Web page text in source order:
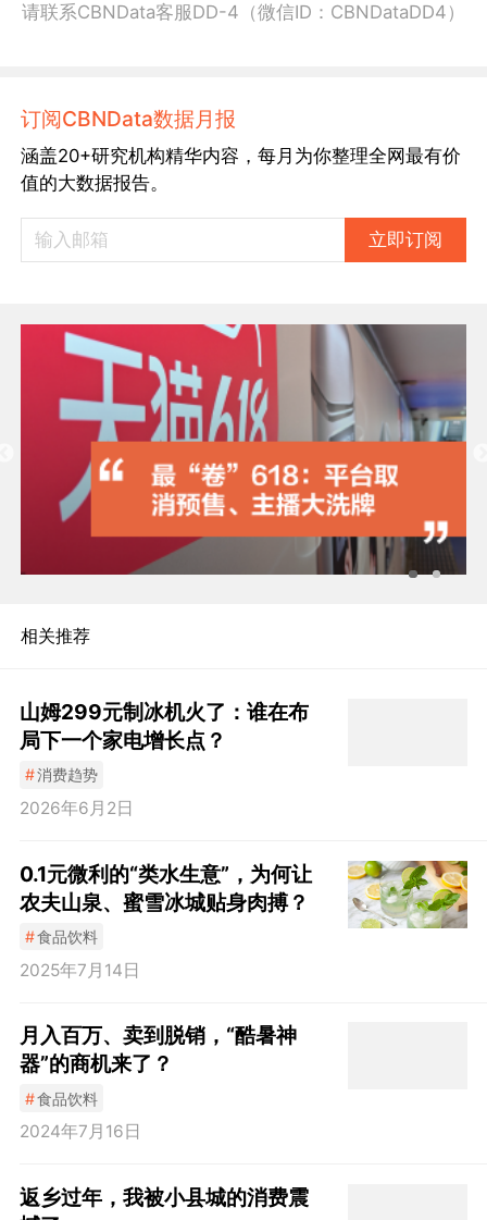
请联系CBNData客服DD-4（微信ID：CBNDataDD4）
订阅CBNData数据月报
涵盖20+研究机构精华内容，每月为你整理全网最有价
值的大数据报告。
立即订阅
相关推荐
山姆299元制冰机火了：谁在布
局下一个家电增长点？
#消费趋势
2026年6月2日
0.1元微利的“类水生意”，为何让
农夫山泉、蜜雪冰城贴身肉搏？
#食品饮料
2025年7月14日
月入百万、卖到脱销，“酷暑神
器”的商机来了？
#食品饮料
2024年7月16日
返乡过年，我被小县城的消费震